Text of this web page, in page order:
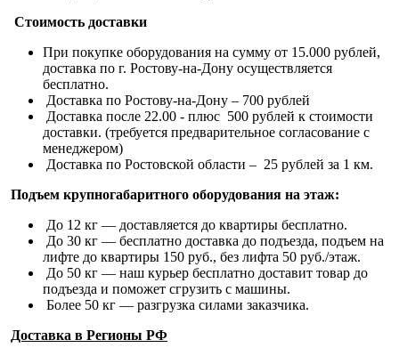
Стоимость доставки
При покупке оборудования на сумму от 15.000 рублей,
доставка по г. Ростову-на-Дону осуществляется
бесплатно.
Доставка по Ростову-на-Дону – 700 рублей
Доставка после 22.00 - плюс 500 рублей к стоимости
доставки. (требуется предварительное согласование с
менеджером)
Доставка по Ростовской области – 25 рублей за 1 км.
Подъем крупногабаритного оборудования на этаж:
До 12 кг — доставляется до квартиры бесплатно.
До 30 кг — бесплатно доставка до подъезда, подъем на
лифте до квартиры 150 руб., без лифта 50 руб./этаж.
До 50 кг — наш курьер бесплатно доставит товар до
подъезда и поможет сгрузить с машины.
Более 50 кг — разгрузка силами заказчика.
Доставка в Регионы РФ